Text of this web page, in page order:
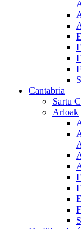
Cantabria
Sartu
Arloak